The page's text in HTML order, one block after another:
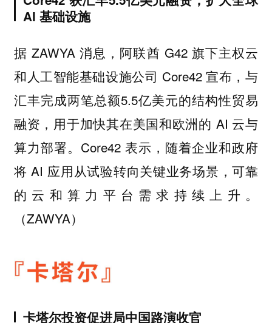
AI 基础设施
据 ZAWYA 消息，阿联酋 G42 旗下主权云
和人工智能基础设施公司 Core42 宣布，与
汇丰完成两笔总额5.5亿美元的结构性贸易
融资，用于加快其在美国和欧洲的 AI 云与
算力部署。Core42 表示，随着企业和政府
将 AI 应用从试验转向关键业务场景，可靠
的云和算力平台需求持续上升。
（ZAWYA）
卡塔尔投资促进局中国路演收官